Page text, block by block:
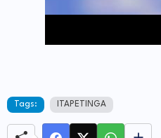
Tags: ITAPETINGA